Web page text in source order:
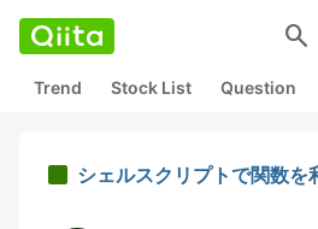
search
Trend Stock List Question
シェルスクリプトで関数を